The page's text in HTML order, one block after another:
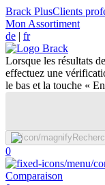
Brack PlusClients
Mon Assortiment
de | fr
Lorsque les résultats
effectuez une
le bas et la touche «
0
Comparaison